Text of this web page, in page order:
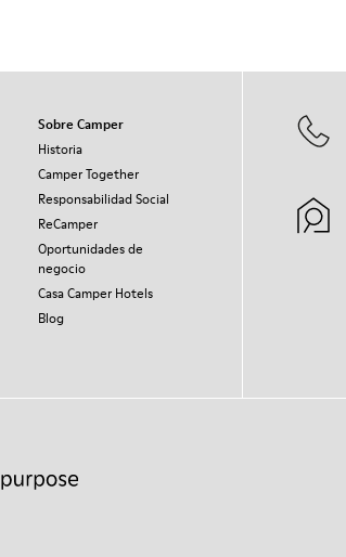
Sobre Camper
Historia
Camper Together
Responsabilidad Social
ReCamper
Oportunidades de
negocio
Casa Camper Hotels
Blog